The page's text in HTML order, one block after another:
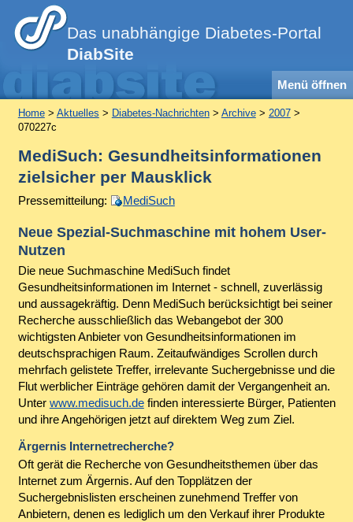
Das unabhängige Diabetes-Portal
DiabSite
Menü öffnen
Home> Aktuelles > Diabetes-Nachrichten> Archive> 2007>
070227c
MediSuch: Gesundheitsinformationen
zielsicher per Mausklick
Pressemitteilung: MediSuch
Neue Spezial-Suchmaschine mit hohem User-
Nutzen
Die neue Suchmaschine MediSuch findet
Gesundheitsinformationen im Internet - schnell, zuverlässig
und aussagekräftig. Denn MediSuch berücksichtigt bei seiner
Recherche ausschließlich das Webangebot der 300
wichtigsten Anbieter von Gesundheitsinformationen im
deutschsprachigen Raum. Zeitaufwändiges Scrollen durch
mehrfach gelistete Treffer, irrelevante Suchergebnisse und die
Flut werblicher Einträge gehören damit der Vergangenheit an.
Unter www.medisuch.definden interessierte Bürger, Patienten
und ihre Angehörigen jetzt auf direktem Weg zum Ziel.
Ärgernis Internetrecherche?
Oft gerät die Recherche von Gesundheitsthemen über das
Internet zum Ärgernis. Auf den Topplätzen der
Suchergebnislisten erscheinen zunehmend Treffer von
Anbietern, denen es lediglich um den Verkauf ihrer Produkte